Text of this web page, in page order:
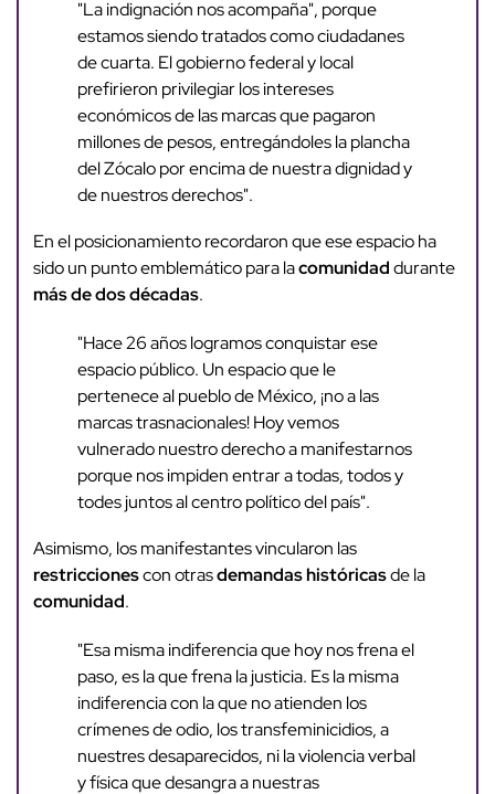
"La indignación nos acompaña", porque
estamos siendo tratados como ciudadanes
de cuarta. El gobierno federal y local
prefirieron privilegiar los intereses
económicos de las marcas que pagaron
millones de pesos, entregándoles la plancha
del Zócalo por encima de nuestra dignidad y
de nuestros derechos".
En el posicionamiento recordaron que ese espacio ha
sido un punto emblemático para lacomunidaddurante
más de dos décadas.
"Hace 26 años logramos conquistar ese
espacio público. Un espacio que le
pertenece al pueblo de México, ¡no a las
marcas trasnacionales! Hoy vemos
vulnerado nuestro derecho a manifestarnos
porque nos impiden entrar a todas, todos y
todes juntos al centro político del país".
Asimismo, los manifestantes vincularon las
restriccionescon otrasdemandas históricasde la
comunidad.
"Esa misma indiferencia que hoy nos frena el
paso, es la que frena la justicia. Es la misma
indiferencia con la que no atienden los
crímenes de odio, los transfeminicidios, a
nuestres desaparecidos, ni la violencia verbal
y física que desangra a nuestras